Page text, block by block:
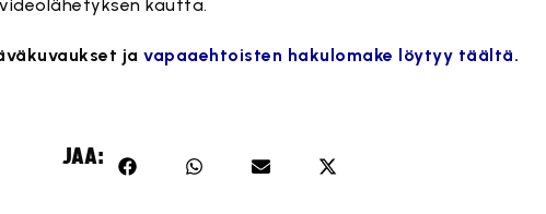
kautta.
javapaaehtoisten hakulomake löytyy täältä.
JAA: